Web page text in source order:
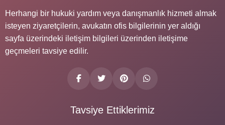
Herhangi bir hukuki yardım veya danışmanlık hizmeti almak
isteyen ziyaretçilerin, avukatın ofis bilgilerinin yer aldığı
sayfa üzerindeki iletişim bilgileri üzerinden iletişime
geçmeleri tavsiye edilir.
Tavsiye Ettiklerimiz